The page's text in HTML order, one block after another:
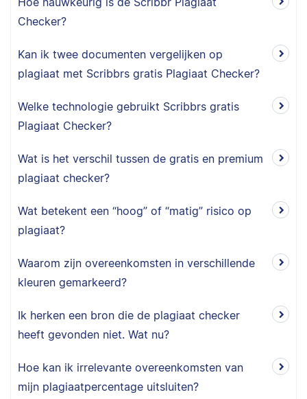
Checker?
Kan ik twee documenten vergelijken op
plagiaat met Scribbrs gratis Plagiaat Checker?
Welke technologie gebruikt Scribbrs gratis
Plagiaat Checker?
Wat is het verschil tussen de gratis en premium
plagiaat checker?
Wat betekent een “hoog” of “matig” risico op
plagiaat?
Waarom zijn overeenkomsten in verschillende
kleuren gemarkeerd?
Ik herken een bron die de plagiaat checker
heeft gevonden niet. Wat nu?
Hoe kan ik irrelevante overeenkomsten van
mijn plagiaatpercentage uitsluiten?